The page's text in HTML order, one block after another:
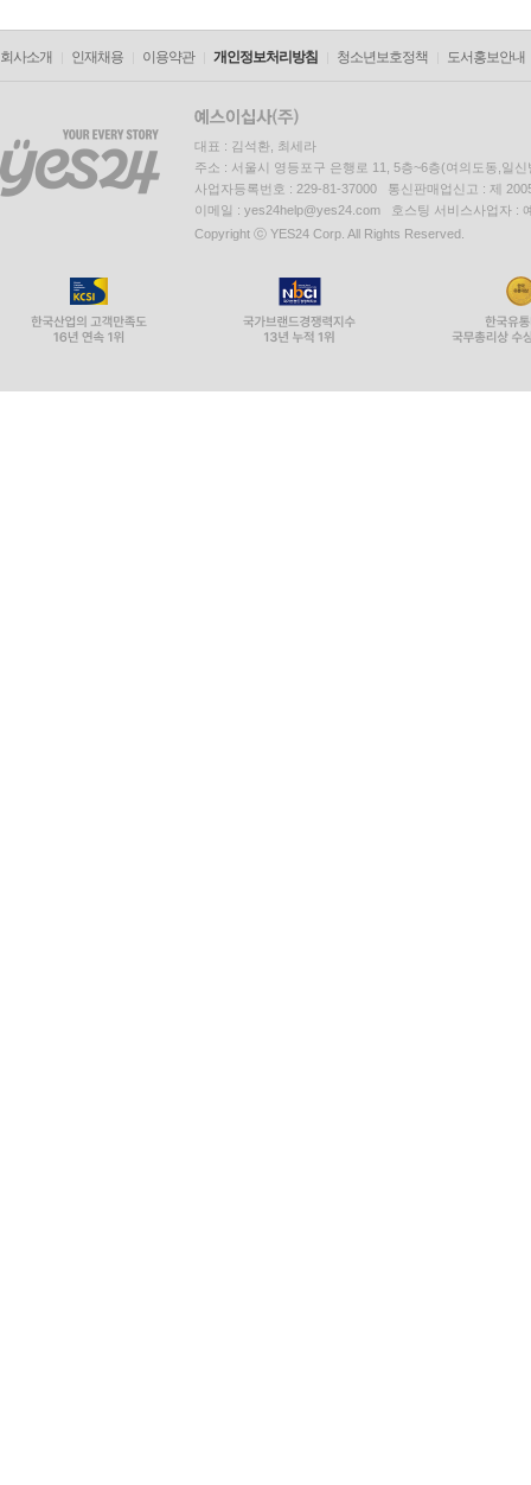
회사소개 인재채용 이용약관 개인정보처리방침 청소년보호정책 도서홍보안내
대표 : 김석환, 최세라
주소 : 서울시 영등포구 은행로 11, 5층~6층(여의도동,일신
사업자등록번호 : 229-81-37000 통신판매업신고 : 제
이메일 : yes24help@yes24.com 호스팅 서비스사업자 :
Copyright ⓒ YES24 Corp. All Rights Reserved.